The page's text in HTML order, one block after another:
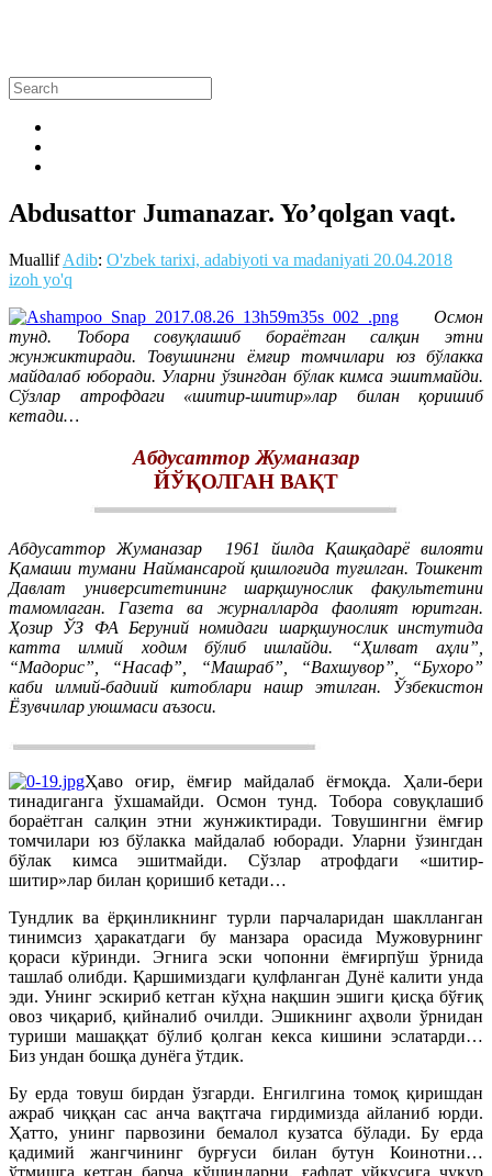
Abdusattor Jumanazar. Yo’qolgan vaqt.
MuallifAdib: O'zbek tarixi, adabiyoti va madaniyati 20.04.2018
izoh yo'q
Осмон
тунд. Тобора совуқлашиб бораётган салқин этни
жунжиктиради. Товушингни ёмғир томчилари юз бўлакка
майдалаб юборади. Уларни ўзингдан бўлак кимса эшитмайди.
Сўзлар атрофдаги «шитир-шитир»лар билан қоришиб
кетади…
Абдусаттор Жуманазар
ЙЎҚОЛГАН ВАҚТ
Абдусаттор Жуманазар 1961 йилда Қашқадарё вилояти
Қамаши тумани Наймансарой қишлоғида туғилган. Тошкент
Давлат университетининг шарқшунослик факультетини
тамомлаган. Газета ва журналларда фаолият юритган.
Ҳозир ЎЗ ФА Беруний номидаги шарқшунослик инстутида
катта илмий ходим бўлиб ишлайди. “Ҳилват аҳли”,
“Мадорис”, “Насаф”, “Машраб”, “Вахшувор”, “Бухоро”
каби илмий-бадиий китоблари нашр этилган. Ўзбекистон
Ёзувчилар уюшмаси аъзоси.
Ҳаво оғир, ёмғир майдалаб ёғмоқда. Ҳали-бери
тинадиганга ўхшамайди. Осмон тунд. Тобора совуқлашиб
бораётган салқин этни жунжиктиради. Товушингни ёмғир
томчилари юз бўлакка майдалаб юборади. Уларни ўзингдан
бўлак кимса эшитмайди. Сўзлар атрофдаги «шитир-
шитир»лар билан қоришиб кетади…
Тундлик ва ёрқинликнинг турли парчаларидан шаклланган
тинимсиз ҳаракатдаги бу манзара орасида Мужовурнинг
қораси кўринди. Эгнига эски чопонни ёмғирпўш ўрнида
ташлаб олибди. Қаршимиздаги қулфланган Дунё калити унда
эди. Унинг эскириб кетган кўҳна нақшин эшиги қисқа бўғиқ
овоз чиқариб, қийналиб очилди. Эшикнинг аҳволи ўрнидан
туриши машаққат бўлиб қолган кекса кишини эслатарди…
Биз ундан бошқа дунёга ўтдик.
Бу ерда товуш бирдан ўзгарди. Енгилгина томоқ қиришдан
ажраб чиққан сас анча вақтгача гирдимизда айланиб юрди.
Ҳатто, унинг парвозини бемалол кузатса бўлади. Бу ерда
қадимий жангчининг бурғуси билан бутун Коинотни…
ўтмишга кетган барча қўшинларни, ғафлат уйқусига чуқур